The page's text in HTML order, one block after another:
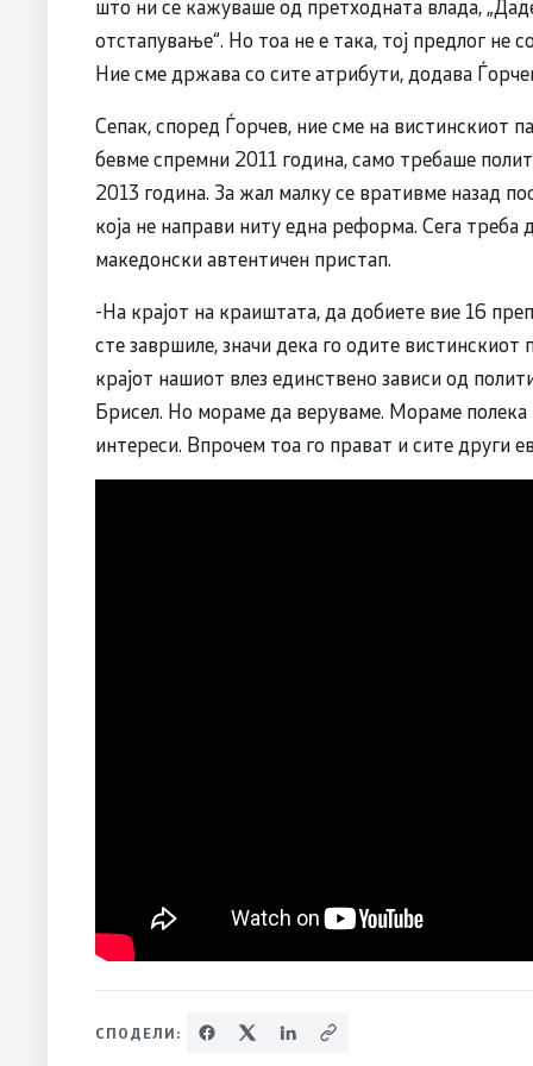
што ни се кажуваше од претходната влада,
отстапување“. Но тоа не е така, тој предлог не
Ние сме држава со сите атрибути, додава
Сепак, според Ѓорчев, ние сме на вистинскиот
бевме спремни 2011 година, само требаше
2013 година. За жал малку се вративме назад
која не направи ниту една реформа. Сега
македонски автентичен пристап.
-На крајот на краиштата, да добиете вие 16
сте завршиле, значи дека го одите
крајот нашиот влез единствено зависи од
Брисел. Но мораме да веруваме. Мораме
интереси. Впрочем тоа го прават и сите други
СПОДЕЛИ: